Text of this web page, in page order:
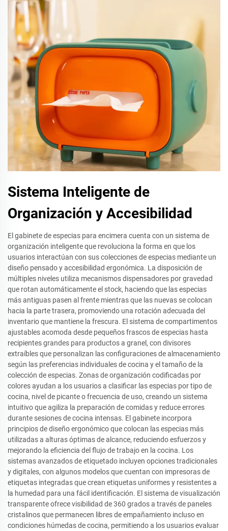
Sistema Inteligente de
Organización y Accesibilidad
El gabinete de especias para encimera cuenta con un sistema de
organización inteligente que revoluciona la forma en que los
usuarios interactúan con sus colecciones de especias mediante un
diseño pensado y accesibilidad ergonómica. La disposición de
múltiples niveles utiliza mecanismos dispensadores por gravedad
que rotan automáticamente el stock, haciendo que las especias
más antiguas pasen al frente mientras que las nuevas se colocan
hacia la parte trasera, promoviendo una rotación adecuada del
inventario que mantiene la frescura. El sistema de compartimentos
ajustables acomoda desde pequeños frascos de especias hasta
recipientes grandes para productos a granel, con divisores
extraíbles que personalizan las configuraciones de almacenamiento
según las preferencias individuales de cocina y el tamaño de la
colección de especias. Zonas de organización codificadas por
colores ayudan a los usuarios a clasificar las especias por tipo de
cocina, nivel de picante o frecuencia de uso, creando un sistema
intuitivo que agiliza la preparación de comidas y reduce errores
durante sesiones de cocina intensas. El gabinete incorpora
principios de diseño ergonómico que colocan las especias más
utilizadas a alturas óptimas de alcance, reduciendo esfuerzos y
mejorando la eficiencia del flujo de trabajo en la cocina. Los
sistemas avanzados de etiquetado incluyen opciones tradicionales
y digitales, con algunos modelos que cuentan con impresoras de
etiquetas integradas que crean etiquetas uniformes y resistentes a
la humedad para una fácil identificación. El sistema de visualización
transparente ofrece visibilidad de 360 grados a través de paneles
cristalinos que permanecen libres de empañamiento incluso en
condiciones húmedas de cocina, permitiendo a los usuarios evaluar